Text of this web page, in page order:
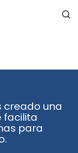
creado una
facilita
para